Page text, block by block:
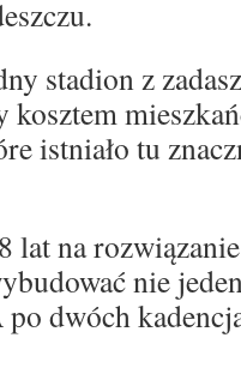
stadion z
istniało tu
lat na
nie
dwóch